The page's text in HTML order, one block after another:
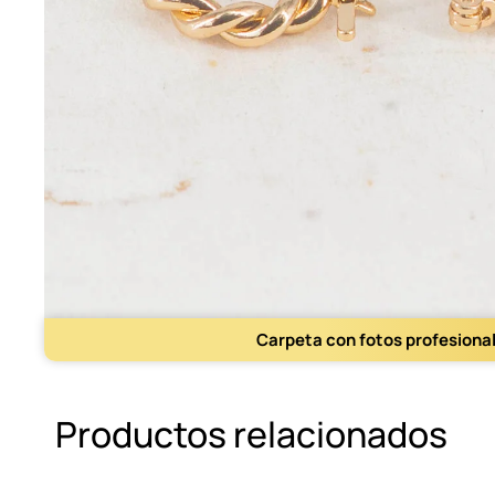
Carpeta con fotos
Productos relacionados